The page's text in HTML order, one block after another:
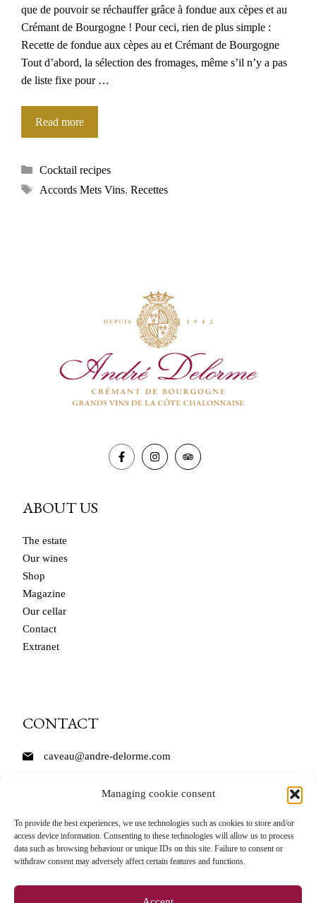
Managing cookie consent
To provide the best experiences, we use technologies such as cookies to store and/or
access device information. Consenting to these technologies will allow us to process
data such as browsing behaviour or unique IDs on this site. Failure to consent or
withdraw consent may adversely affect certain features and functions.
que de pouvoir se réchauffer grâce à fondue aux cèpes et au
Crémant de Bourgogne ! Pour ceci, rien de plus simple :
Recette de fondue aux cèpes au et Crémant de Bourgogne
Tout d’abord, la sélection des fromages, même s’il n’y a pas
de liste fixe pour …
Read more
Categories
Cocktail recipes
Tags
Accords Mets Vins, Recettes
ABOUT US
The estate
Our wines
Shop
Magazine
Our cellar
Contact
Extranet
CONTACT
caveau@andre-delorme.com
Tél. 03 85 87 64 14
André Delorme
11 Rue des Bordes
71150 Rully